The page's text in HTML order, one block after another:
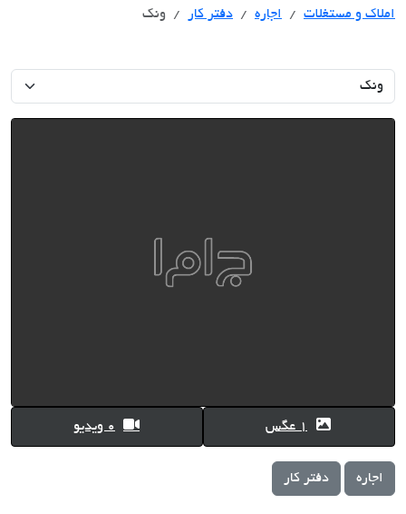
املاک و مستغلات اجاره اجاره
دفتر کار ونک
1 عگس 0 ویدیو
اجاره دفتر کار